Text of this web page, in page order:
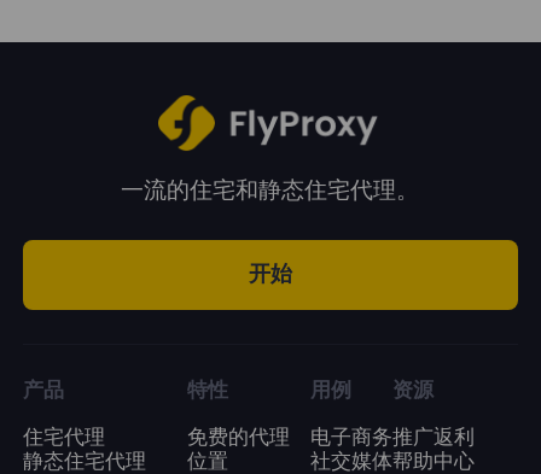
一流的住宅和静态住宅代理。
开始
产品
住宅代理
静态住宅代理
特性
免费的代理
位置
用例
电子商务
社交媒体
资源
推广返利
帮助中心